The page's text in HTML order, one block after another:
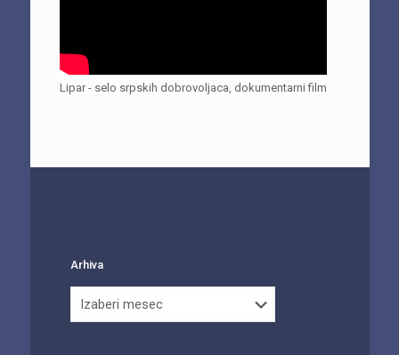
Lipar - selo srpskih dobrovoljaca, dokumentarni film
Arhiva